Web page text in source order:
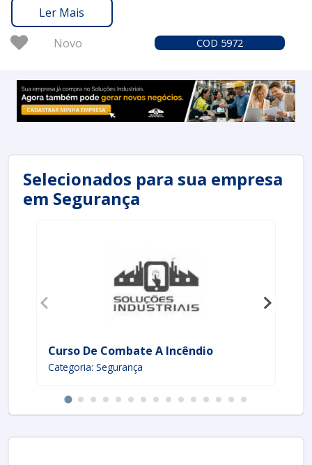
O Soluções Industriais conecta você aos melhores
prestadores de cursos de segurança contra incêndios,
contando com a confiança de mais de 1,6 milhão de
facilitando a busca pelo treinamento ideal para suas
necessidades.
Solicite um orçamento no Soluções Industriais e
pode aprimorar a segurança em suas instalações e
equipes.
Ler Mais
Novo
COD 5972
Selecionados para sua empresa
em Segurança
Curso De Combate A Incêndio
Categoria: Segurança